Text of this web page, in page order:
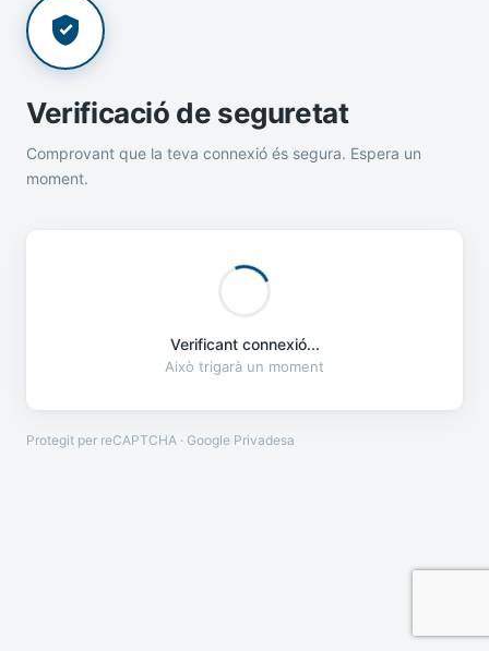
Verificació de seguretat
Comprovant que la teva connexió és segura. Espera un
moment.
Verificant connexió...
Això trigarà un moment
Protegit per reCAPTCHA · Google Privadesa